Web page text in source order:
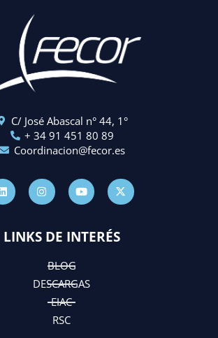
C/ José Abascal n° 44, 1°
+ 34 91 451 80 89
Coordinacion@fecor.es
L
i
n
k
I
n
s
t
r
m
Y
o
u
t
e
X
-
t
w
t
LINKS DE INTERÉS
BLOG
DESCARGAS
EIAC
RSC